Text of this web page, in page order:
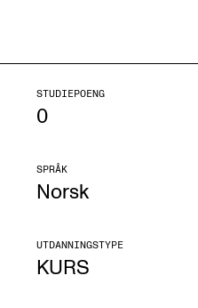
STUDIEPOENG
0
SPRÅK
Norsk
UTDANNINGSTYPE
KURS